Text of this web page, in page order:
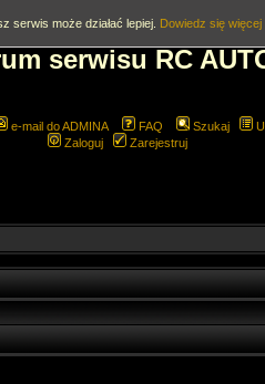
serwisu RC
e-mail do ADMINA FAQ Szukaj
Zaloguj
Zarejestruj
serwis może działać lepiej. Dowiedz się więcej